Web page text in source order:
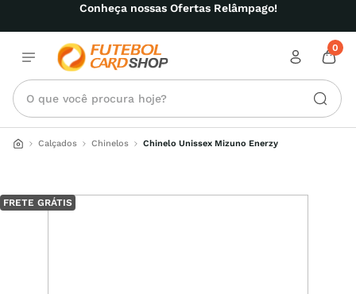
Conheça nossas Ofertas Relâmpago!
0
O que você procura hoje?
Calçados Chinelos Chinelo Unissex Mizuno Enerzy
FRETE GRÁTIS